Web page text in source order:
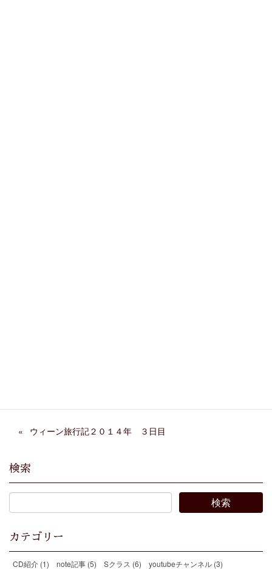
ウィーン旅行記２０１４年 ３日目
検索
カテゴリー
CD紹介 (1) note記事 (5) Sクラス (6) youtubeチャンネル (3)